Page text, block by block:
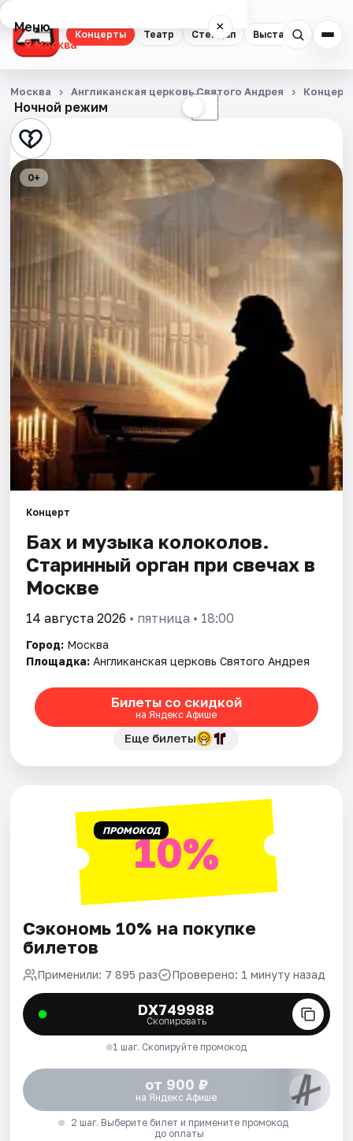
Концерты Театр Стендап Выставки
Меню ×
Москва
Концерты
Театр
Стендап
Выставки
Квесты
Экскурсии
Спорт
События
Города
Площадки
Артисты
Ночной режим ☾
Москва Англиканская церковь Святого Андрея
0+
Концерт
Бах и музыка колоколов.
Старинный орган при свечах в
Москве
14 августа 2026 • пятница • 18:00
Город: Москва
Площадка: Англиканская церковь Святого Андрея
Билеты со скидкой
на Яндекс Афише
Еще билеты
ПРОМОКОД10%
Сэкономь 10% на покупке
билетов
Применили: 7 895 раз Проверено: 1 минуту назад
DX749988
Скопировать
1 шаг. Скопируйте промокод
от 900 ₽
на Яндекс Афише
2 шаг. Выберите билет и примените промокод
до оплаты